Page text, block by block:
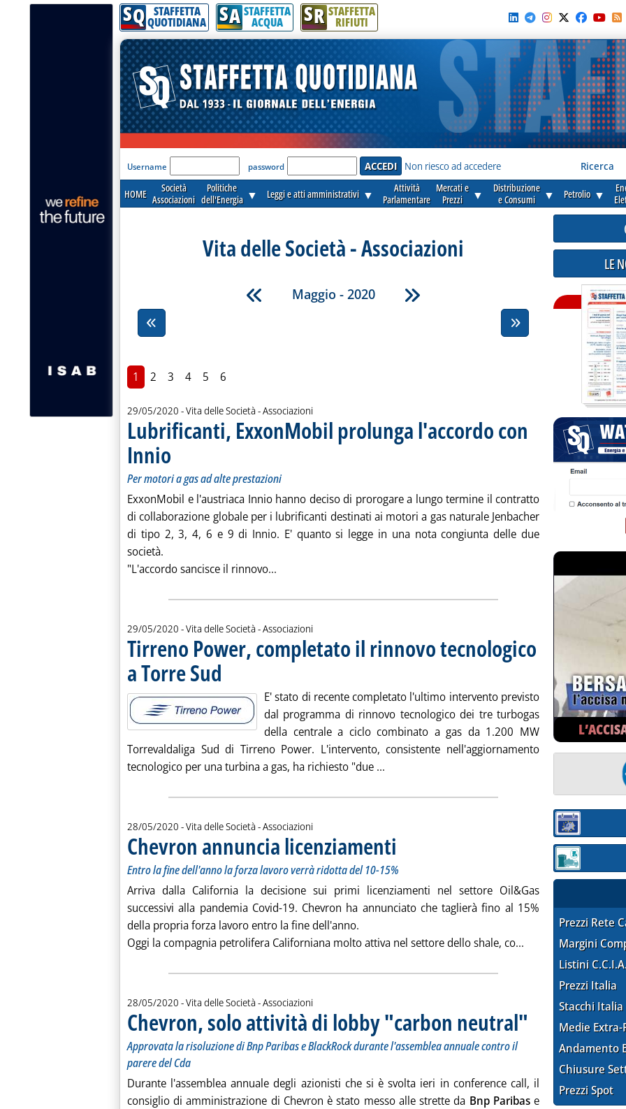
SQ STAFFETTA
QUOTIDIANA SA STAFFETTA
ACQUA SR STAFFETTA
RIFIUTI
'Modulo Login per accedere'
Username password Non riesco ad accedere Ricerca
HOME
Società
Associazioni
Politiche
dell'Energia ▼ Leggi e atti amministrativi ▼
Attività
Parlamentare
Mercati e
Prezzi
▼
Distribuzione
e Consumi
▼ Petrolio ▼
Vita delle Società - Associazioni
Maggio - 2020
1 2 3 4 5 6
29/05/2020 - Vita delle Società - Associazioni
Lubrificanti, ExxonMobil prolunga l'accordo con
Innio
Per motori a gas ad alte prestazioni
ExxonMobil e l'austriaca Innio hanno deciso di prorogare a lungo termine il contratto
di collaborazione globale per i lubrificanti destinati ai motori a gas naturale Jenbacher
di tipo 2, 3, 4, 6 e 9 di Innio. E' quanto si legge in una nota congiunta delle due
società.
"L'accordo sancisce il rinnovo...
29/05/2020 - Vita delle Società - Associazioni
Tirreno Power, completato il rinnovo tecnologico
a Torre Sud . Pubblicata venerdì 29 maggio 2020 alle 11.48.
E' stato di recente completato l'ultimo intervento previsto
dal programma di rinnovo tecnologico dei tre turbogas
della centrale a ciclo combinato a gas da 1.200 MW
Torrevaldaliga Sud di Tirreno Power. L'intervento, consistente nell'aggiornamento
tecnologico per una turbina a gas, ha richiesto "due ... Leggi tutta la notizia: 'Tirreno Power,
28/05/2020 - Vita delle Società - Associazioni
Chevron annuncia licenziamenti . Sottotitolo: Entro la fine dell'anno la forza lavoro verrà ridotta del
. Pubblicata giovedì 28 maggio 2020 alle 16.35.
Entro la fine dell'anno la forza lavoro verrà ridotta del 10-15%
Arriva dalla California la decisione sui primi licenziamenti nel settore Oil&Gas
successivi alla pandemia Covid-19. Chevron ha annunciato che taglierà fino al 15%
della propria forza lavoro entro la fine dell'anno.
Oggi la compagnia petrolifera Californiana molto attiva nel settore dello shale, co... Leggi tutta la
28/05/2020 - Vita delle Società - Associazioni
Chevron, solo attività di lobby "carbon neutral" . Sottotitolo: Approvata la
. Pubblicata giovedì 28
Approvata la risoluzione di Bnp Paribas e BlackRock durante l'assemblea annuale contro il
parere del Cda
Durante l'assemblea annuale degli azionisti che si è svolta ieri in conference call, il
consiglio di amministrazione di Chevron è stato messo alle strette da Bnp Paribase
LE
Sezione:
Sezione:
Prezzi Rete
Margini
Listini
Prezzi Italia
Stacchi Italia
Medie Extra-
Andamento
Chiusure
Prezzi Spot